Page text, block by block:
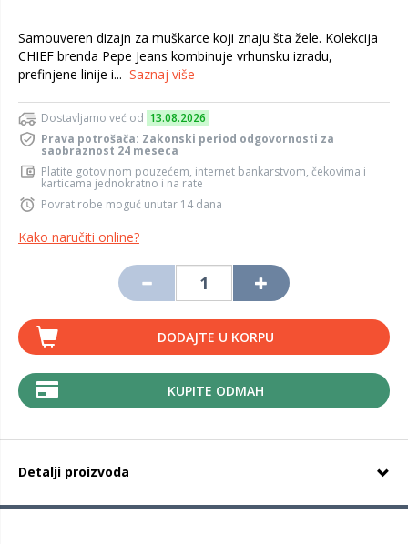
Samouveren dizajn za muškarce koji znaju šta žele. Kolekcija
CHIEF brenda Pepe Jeans kombinuje vrhunsku izradu,
prefinjene linije i... Saznaj više
Dostavljamo već od 13.08.2026
Prava potrošača: Zakonski period odgovornosti za
saobraznost 24 meseca
Platite gotovinom pouzećem, internet bankarstvom, čekovima i
karticama jednokratno i na rate
Povrat robe moguć unutar 14 dana
Kako naručiti online?
DODAJTE U KORPU
KUPITE ODMAH
Detalji proizvoda